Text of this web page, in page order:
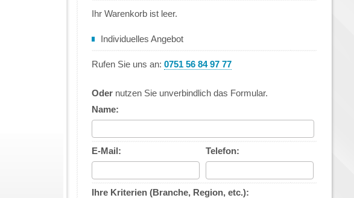
Ihr Warenkorb ist leer.
Individuelles Angebot
Rufen Sie uns an: 0751 56 84 97 77
Odernutzen Sie unverbindlich das Formular.
Name:
E-Mail: Telefon:
Ihre Kriterien (Branche, Region, etc.):